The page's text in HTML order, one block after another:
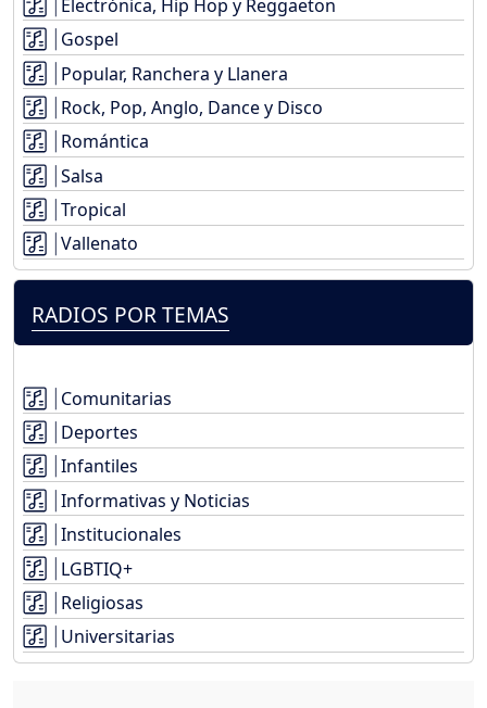
Electrónica, Hip Hop y Reggaeton
Gospel
Popular, Ranchera y Llanera
Rock, Pop, Anglo, Dance y Disco
Romántica
Salsa
Tropical
Vallenato
RADIOS POR TEMAS
Comunitarias
Deportes
Infantiles
Informativas y Noticias
Institucionales
LGBTIQ+
Religiosas
Universitarias